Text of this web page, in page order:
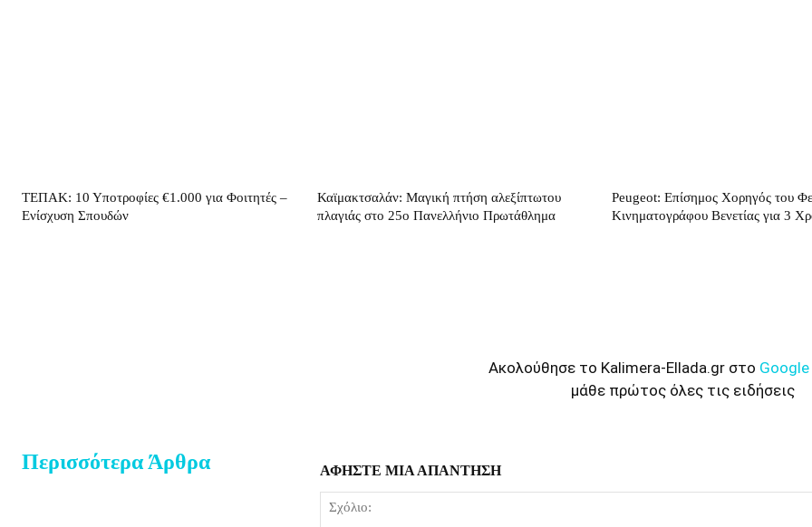
ΤΕΠΑΚ: 10 Υποτροφίες €1.000 για Φοιτητές –
Ενίσχυση Σπουδών
Καϊμακτσαλάν: Μαγική πτήση αλεξίπτωτου
πλαγιάς στο 25ο Πανελλήνιο Πρωτάθλημα
Peugeot: Επίσημος Χορηγός του
Κινηματογράφου Βενετίας για 3
Ακολούθησε το Kalimera-Ellada.gr στο
μάθε πρώτος όλες τις ειδήσεις
Περισσότερα Άρθρα ΑΦΗΣΤΕ ΜΙΑ ΑΠΑΝΤΗΣΗ